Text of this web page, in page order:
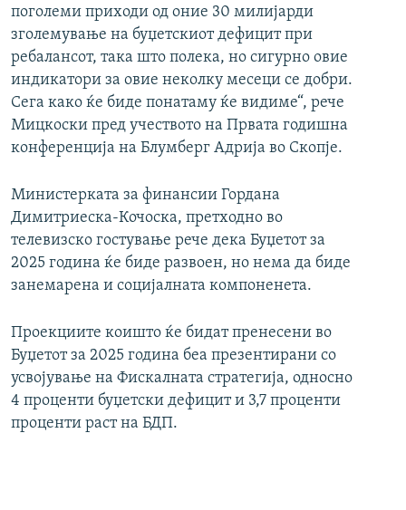
поголеми приходи од оние 30 милијарди
зголемување на буџетскиот дефицит при
ребалансот, така што полека, но сигурно овие
индикатори за овие неколку месеци се добри.
Сега како ќе биде понатаму ќе видиме“, рече
Мицкоски пред учеството на Првата годишна
конференција на Блумберг Адрија во Скопје.
Министерката за финансии Гордана
Димитриеска-Кочоска, претходно во
телевизско гостување рече дека Буџетот за
2025 година ќе биде развоен, но нема да биде
занемарена и социјалната компоненета.
Проекциите коишто ќе бидат пренесени во
Буџетот за 2025 година беа презентирани со
усвојување на Фискалната стратегија, односно
4 проценти буџетски дефицит и 3,7 проценти
проценти раст на БДП.